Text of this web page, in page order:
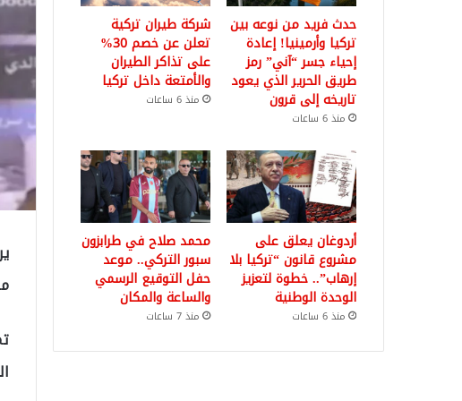
حدث فريد من نوعه بين
تركيا وأرمينيا! إعادة
إحياء جسر “آني” رمز
طريق الحرير الذي يعود
تاريخه إلى قرون
منذ 6 ساعات
شركة طيران تركية
تعلن عن خصم 30%
على تذاكر الطيران
والأمتعة داخل تركيا
منذ 6 ساعات
أردوغان يعلق على
مشروع قانون “تركيا بلا
إرهاب”.. خطوة لتعزيز
الوحدة الوطنية
منذ 6 ساعات
محمد صلاح في طرابزون
سبور التركي.. موعد
حفل التوقيع الرسمي
والساعة والمكان
منذ 7 ساعات